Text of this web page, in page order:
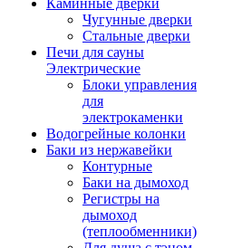
Каминные дверки
Чугунные дверки
Стальные дверки
Печи для сауны
Электрические
Блоки управления
для
электрокаменки
Водогрейные колонки
Баки из нержавейки
Контурные
Баки на дымоход
Регистры на
дымоход
(теплообменники)